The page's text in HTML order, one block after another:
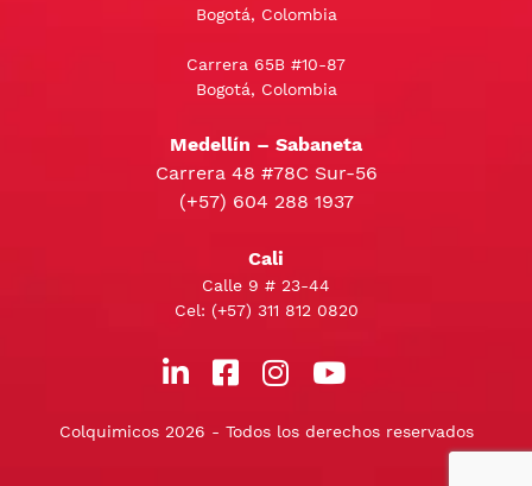
Bogotá, Colombia
Carrera 65B #10-87
Bogotá, Colombia
Medellín – Sabaneta
Carrera 48 #78C Sur-56
(+57) 604 288 1937
Cali
Calle 9 # 23-44
Cel: (+57) 311 812 0820
Colquimicos 2026 - Todos los derechos reservados